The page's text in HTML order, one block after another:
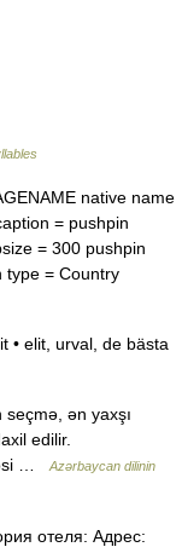
native name
= pushpin
= 300 pushpin
type = Country
• elit, urval, de bästa
ən yaxşı
edilir.
…
Azərbaycan dilinin
отеля: Адрес: